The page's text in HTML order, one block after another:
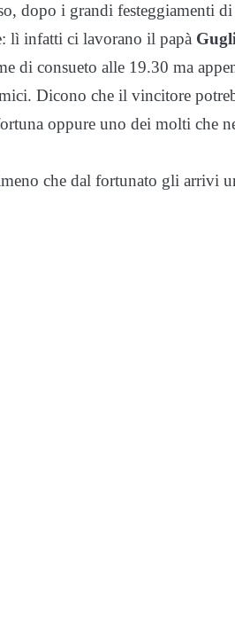
dopo i grandi festeggiamenti
lì infatti ci lavorano il papà
di consueto alle 19.30 ma
Dicono che il vincitore
oppure uno dei molti che
che dal fortunato gli arrivi